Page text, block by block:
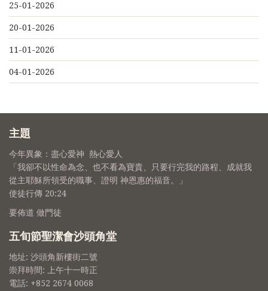
25-01-2026
20-01-2026
11-01-2026
04-01-2026
主題
今年異象：盡心愛神 熱心愛人
「我卻不以性命為念、也不看為寶貴、只要行完我的路程、成就我
從主耶穌所領受的職事、證明 神恩惠的福音。」
使徒行傳 20:24
要佈道 做門徒
五旬節聖潔會沙頭角堂
地址: 沙頭角新樓街二號
崇拜時間: 上午十一時正
電話: +852 2674 0068